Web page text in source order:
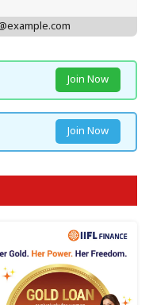
Join Now
Join Now